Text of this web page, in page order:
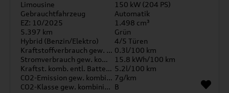
Limousine
150 kW (204 PS)
Gebrauchtfahrzeug
Automatik
EZ: 10/2025
1.498 cm³
5.397 km
Grün
Hybrid (Benzin/Elektro)
4/5 Türen
Kraftstoffverbrauch gew. kombiniert 0.3l/100 km
Stromverbrauch gew. kombiniert
15.8 kWh/100 km
Kraftst. komb. entl. Batterie 5.2l/100 km
CO2-Emission gew. kombiniert 7g/km
CO2-Klasse gew. kombiniert B